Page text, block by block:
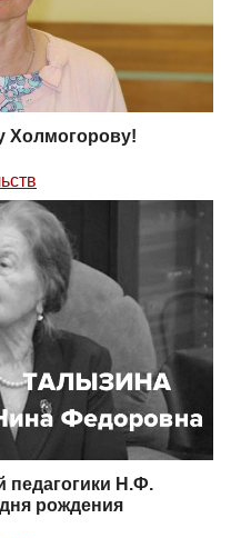
Холмогорову!
педагогики Н.Ф.
рождения